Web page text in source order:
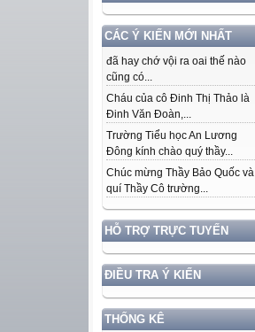
CÁC Ý KIẾN MỚI NHẤT
đã hay chớ vội ra oai thế nào
cũng có...
Cháu của cô Đinh Thị Thảo là
Đinh Văn Đoàn,...
Trường Tiểu học An Lương
Đông kính chào quý thầy...
Chúc mừng Thầy Bảo Quốc và
quí Thầy Cô trường...
HỖ TRỢ TRỰC TUYẾN
ĐIỀU TRA Ý KIẾN
THỐNG KÊ